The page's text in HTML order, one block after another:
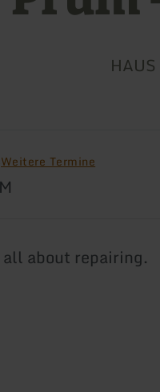
Weitere Termine
about repairing.